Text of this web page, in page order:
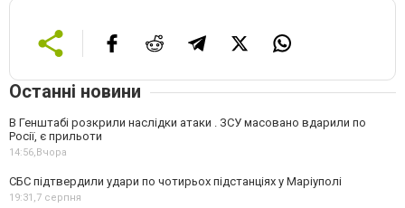
Останні новини
В Генштабі розкрили наслідки атаки . ЗСУ масовано вдарили по
Росії, є прильоти
14:56,Вчора
СБС підтвердили удари по чотирьох підстанціях у Маріуполі
19:31,7 серпня